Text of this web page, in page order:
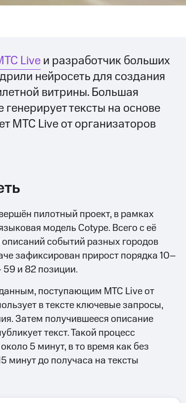
Liveи разработчик больших
нейросеть для создания
витрины. Большая
тексты на основе
МТС Live от организаторов
пилотный проект, в рамках
модель Cotype. Всего с её
событий разных городов
зафиксирован прирост порядка 10–
59 и 82 позиции.
данным, поступающим МТС Live от
в тексте ключевые запросы,
Затем получившееся описание
текст. Такой процесс
5 минут, в то время как без
минут до получаса на тексты